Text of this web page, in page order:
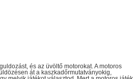
és az üvöltő motorokat. A motoros
át a kaszkadőrmutatványokig,